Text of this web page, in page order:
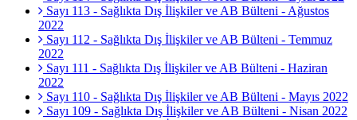
Sayı 113 - Sağlıkta Dış İlişkiler ve AB Bülteni - Ağustos
2022
Sayı 112 - Sağlıkta Dış İlişkiler ve AB Bülteni - Temmuz
2022
Sayı 111 - Sağlıkta Dış İlişkiler ve AB Bülteni - Haziran
2022
Sayı 110 - Sağlıkta Dış İlişkiler ve AB Bülteni - Mayıs 2022
Sayı 109 - Sağlıkta Dış İlişkiler ve AB Bülteni - Nisan 2022